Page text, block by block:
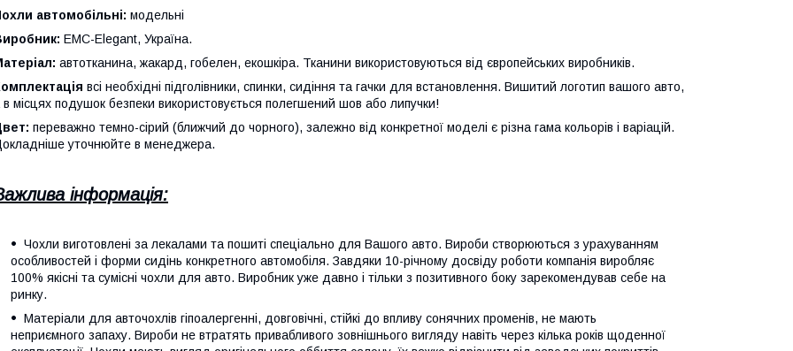
автомобільні: модельні
EMC-Elegant, Україна.
автотканина, жакард, гобелен, екошкіра. Тканини використовуються від європейських виробників.
всі необхідні підголівники, спинки, сидіння та гачки для встановлення. Вишитий логотип вашого авто,
в місцях подушок безпеки використовується полегшений шов або липучки!
переважно темно-сірий (ближчий до чорного), залежно від конкретної моделі є різна гама кольорів і варіацій.
уточнюйте в менеджера.
інформація:
Чохли виготовлені за лекалами та пошиті спеціально для Вашого авто. Вироби створюються з урахуванням
особливостей і форми сидінь конкретного автомобіля. Завдяки 10-річному досвіду роботи компанія виробляє
100% якісні та сумісні чохли для авто. Виробник уже давно і тільки з позитивного боку зарекомендував себе на
ринку.
Матеріали для авточохлів гіпоалергенні, довговічні, стійкі до впливу сонячних променів, не мають
неприємного запаху. Вироби не втратять привабливого зовнішнього вигляду навіть через кілька років щоденної